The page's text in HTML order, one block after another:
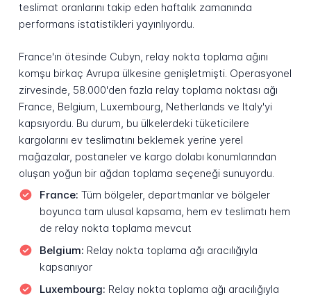
teslimat oranlarını takip eden haftalık zamanında
performans istatistikleri yayınlıyordu.
France'ın ötesinde Cubyn, relay nokta toplama ağını
komşu birkaç Avrupa ülkesine genişletmişti. Operasyonel
zirvesinde, 58.000'den fazla relay toplama noktası ağı
France, Belgium, Luxembourg, Netherlands ve Italy'yi
kapsıyordu. Bu durum, bu ülkelerdeki tüketicilere
kargolarını ev teslimatını beklemek yerine yerel
mağazalar, postaneler ve kargo dolabı konumlarından
oluşan yoğun bir ağdan toplama seçeneği sunuyordu.
France: Tüm bölgeler, departmanlar ve bölgeler
boyunca tam ulusal kapsama, hem ev teslimatı hem
de relay nokta toplama mevcut
Belgium: Relay nokta toplama ağı aracılığıyla
kapsanıyor
Luxembourg: Relay nokta toplama ağı aracılığıyla